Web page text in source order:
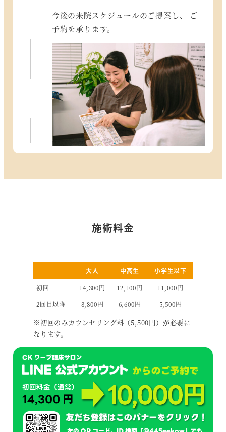
今後の来院スケジュールのご提案し、 ご
予約を承ります。
施術料金
大人 中高生
小学生以下
初回
14,300円 12,100円
11,000円
2回目以降
8,800円 6,600円 5,500円
※初回のみカウンセリング料（5,500円）が必要に
なります。